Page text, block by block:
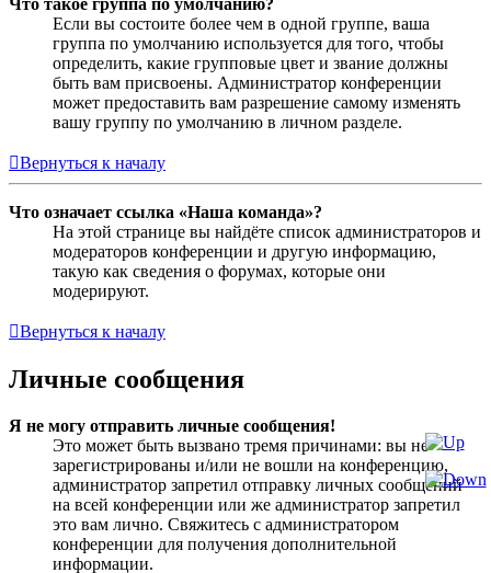
Что такое группа по умолчанию?
Если вы состоите более чем в одной группе, ваша
группа по умолчанию используется для того, чтобы
определить, какие групповые цвет и звание должны
быть вам присвоены. Администратор конференции
может предоставить вам разрешение самому изменять
вашу группу по умолчанию в личном разделе.
Вернуться к началу
Что означает ссылка «Наша команда»?
На этой странице вы найдёте список администраторов и
модераторов конференции и другую информацию,
такую как сведения о форумах, которые они
модерируют.
Вернуться к началу
Личные сообщения
Я не могу отправить личные сообщения!
Это может быть вызвано тремя причинами: вы не
зарегистрированы и/или не вошли на конференцию,
администратор запретил отправку личных сообщений
на всей конференции или же администратор запретил
это вам лично. Свяжитесь с администратором
конференции для получения дополнительной
информации.